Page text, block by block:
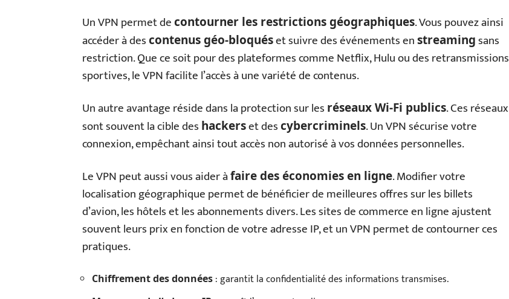
Un VPN permet decontourner les restrictions géographiques. Vous pouvez ainsi
accéder à descontenus géo-bloquéset suivre des événements enstreamingsans
restriction. Que ce soit pour des plateformes comme Netflix, Hulu ou des retransmissions
sportives, le VPN facilite l’accès à une variété de contenus.
Un autre avantage réside dans la protection sur les réseaux Wi-Fi publics. Ces réseaux
sont souvent la cible des hackerset descybercriminels. Un VPN sécurise votre
connexion, empêchant ainsi tout accès non autorisé à vos données personnelles.
Le VPN peut aussi vous aider àfaire des économies en ligne. Modifier votre
localisation géographique permet de bénéficier de meilleures offres sur les billets
d’avion, les hôtels et les abonnements divers. Les sites de commerce en ligne ajustent
souvent leurs prix en fonction de votre adresse IP, et un VPN permet de contourner ces
pratiques.
Chiffrement des données : garantit la confidentialité des informations transmises.